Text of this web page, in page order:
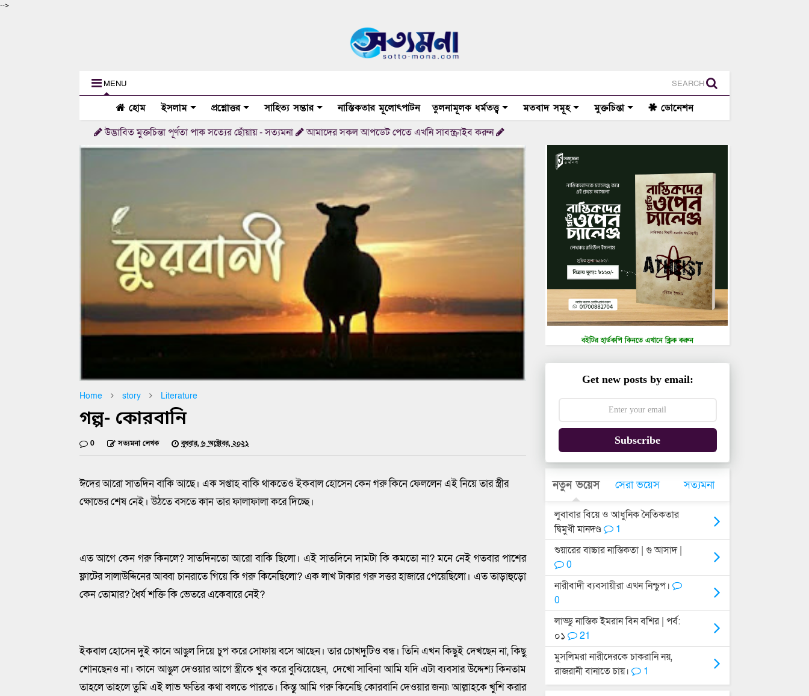
-->
MENU SEARCH
হোম ইসলাম প্রশ্নোত্তর সাহিত্য সম্ভার নাস্তিকতার মূলোৎপাটন তুলনামূলক ধর্মতত্ত্ব মতবাদ সমূহ মুক্তচিন্তা
ডোনেশন
উদ্ভাবিত মুক্তচিন্তা পূর্ণতা পাক সত্যের ছোঁয়ায় - সত্যমনা
আমাদের সকল আপডেট পেতে এখনি সাবস্ক্রাইব করুন
Home story Literature
গল্প- কোরবানি
0 সত্যমনা লেখক বুধবার, ৬ অক্টোবর, ২০২১
ঈদের আরো সাতদিন বাকি আছে। এক সপ্তাহ বাকি থাকতেও ইকবাল হোসেন কেন গরু কিনে ফেললেন এই নিয়ে তার স্ত্রীর
ক্ষোভের শেষ নেই। উঠতে বসতে কান তার ফালাফালা করে দিচ্ছে।
এত আগে কেন গরু কিনলে? সাতদিনতো আরো বাকি ছিলো। এই সাতদিনে দামটা কি কমতো না? মনে নেই গতবার পাশের
ফ্লাটের সালাউদ্দিনের আব্বা চানরাতে গিয়ে কি গরু কিনেছিলো? এক লাখ টাকার গরু সত্তর হাজারে পেয়েছিলো। এত তাড়াহুড়ো
কেন তোমার? ধৈর্য শক্তি কি ভেতরে একেবারে নেই?
ইকবাল হোসেন দুই কানে আঙুল দিয়ে চুপ করে সোফায় বসে আছেন। তার চোখদুটিও বন্ধ। তিনি এখন কিছুই দেখছেন না, কিছু
শোনছেনও না। কানে আঙুল দেওয়ার আগে স্ত্রীকে খুব করে বুঝিয়েছেন, দেখো সাবিনা আমি যদি এটা ব্যবসার উদ্দেশ্য কিনতাম
তাহলে তাহলে তুমি এই লাভ ক্ষতির কথা বলতে পারতে। কিন্তু আমি গরু কিনেছি কোরবানি দেওয়ার জন্য৷ আল্লাহকে খুশি করার
বইটির হার্ডকপি কিনতে এখানে ক্লিক করুন
Get new posts by email:
Subscribe
নতুন ভয়েস সেরা ভয়েস সত্যমনা
লুবাবার বিয়ে ও আধুনিক নৈতিকতার
দ্বিমুখী মানদণ্ড
1
শুয়ারের বাচ্চার নাস্তিকতা | গু আসাদ |
0
নারীবাদী ব্যবসায়ীরা এখন নিশ্চুপ।
0
লাড্ডু নাস্তিক ইমরান বিন বশির | পর্ব:
০১
21
মুসলিমরা নারীদেরকে চাকরানি নয়,
রাজরানী বানাতে চায়।
1